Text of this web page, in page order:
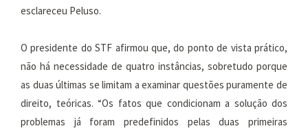
esclareceu Peluso.
O presidente do STF afirmou que, do ponto de vista prático,
não há necessidade de quatro instâncias, sobretudo porque
as duas últimas se limitam a examinar questões puramente de
direito, teóricas. “Os fatos que condicionam a solução dos
problemas já foram predefinidos pelas duas primeiras